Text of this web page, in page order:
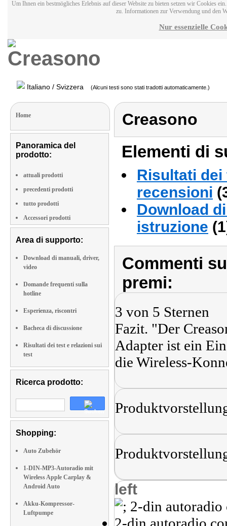
Um Ihnen ein bestmögliches Erlebnis auf dieser Website zu bieten setzen wir Cookies
zu. Informationen zur Verwendung und den
Nur essenzielle
Italiano / Svizzera (Alcuni testi sono stati tradotti automaticamente.)
Home
Panoramica del
prodotto:
attuali prodotti
precedenti prodotti
tutto prodotti
Accessori prodotti
Area di supporto:
Download di manuali, driver,
video
Domande frequenti sulla
hotline
Esperienza, riscontri
Bacheca di discussione
Risultati dei test e relazioni sui
test
Ricerca prodotto:
Shopping:
Auto Zubehör
1-DIN-MP3-Autoradio mit
Wireless Apple Carplay &
Android Auto
Akku-Kompressor-
Luftpumpe
Creasono
Elementi di
Risultati
recensioni
Download
istruzione
Commenti
premi:
3 von 5 Sternen
Fazit. "Der
Adapter ist ein
die Wireless-
left